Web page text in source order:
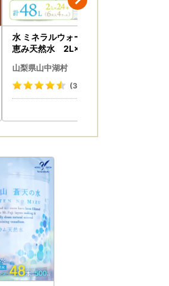
水 ミネラルウォーター 自然の
恵み天然水 2L×24本（6本入
日以内発送スピード配送】 ※沖
縄・離島配送不可 YX004
山梨県山中湖村
(33)